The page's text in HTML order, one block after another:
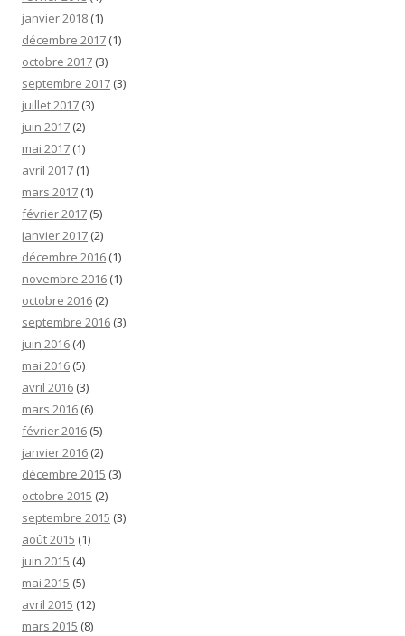
janvier 2018 (1)
décembre 2017 (1)
octobre 2017 (3)
septembre 2017 (3)
juillet 2017 (3)
juin 2017 (2)
mai 2017 (1)
avril 2017 (1)
mars 2017 (1)
février 2017 (5)
janvier 2017 (2)
décembre 2016 (1)
novembre 2016 (1)
octobre 2016 (2)
septembre 2016 (3)
juin 2016 (4)
mai 2016 (5)
avril 2016 (3)
mars 2016 (6)
février 2016 (5)
janvier 2016 (2)
décembre 2015 (3)
octobre 2015 (2)
septembre 2015 (3)
août 2015 (1)
juin 2015 (4)
mai 2015 (5)
avril 2015 (12)
mars 2015 (8)